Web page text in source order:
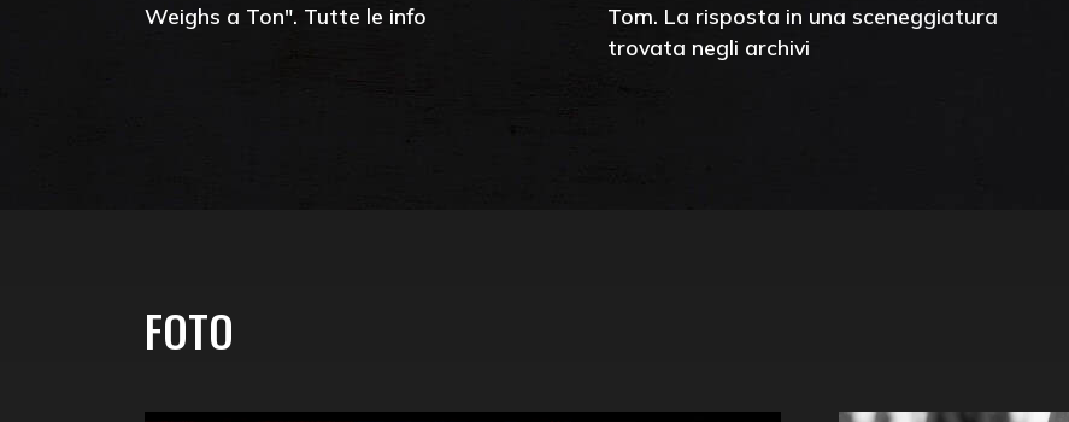
Weighs a Ton". Tutte le info
Tom. La risposta in una sceneggiatura
trovata negli archivi
FOTO